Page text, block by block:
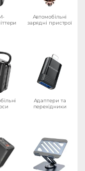
Автомобільні
зарядні пристрої
Адаптери та
перехідники